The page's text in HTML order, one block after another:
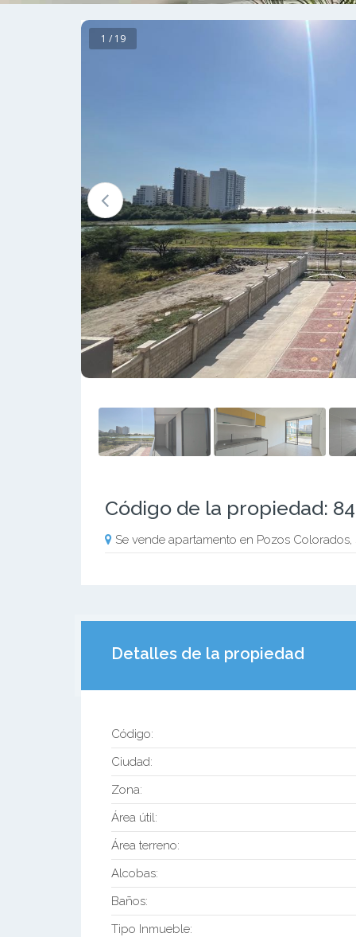
1 / 19
Código de la propiedad:
Se vende apartamento en Pozos Colorados,
Detalles de la propiedad
Código:
Ciudad:
Zona:
Área útil:
Área terreno:
Alcobas:
Baños:
Tipo Inmueble: